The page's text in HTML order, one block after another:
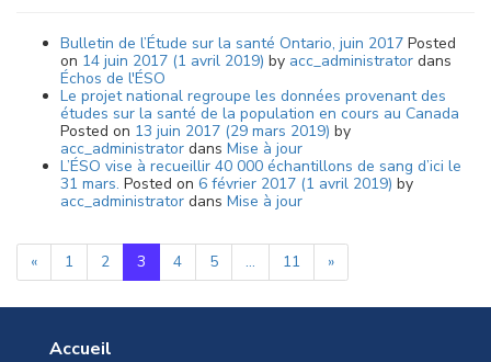
Bulletin de l’Étude sur la santé Ontario, juin 2017 Posted
on 14 juin 2017 (1 avril 2019) by acc_administrator dans
Échos de l'ÉSO
Le projet national regroupe les données provenant des
études sur la santé de la population en cours au Canada
Posted on 13 juin 2017 (29 mars 2019) by
acc_administrator dans Mise à jour
L’ÉSO vise à recueillir 40 000 échantillons de sang d’ici le
31 mars. Posted on 6 février 2017 (1 avril 2019) by
acc_administrator dans Mise à jour
« 1 2 3 4 5 … 11 »
Accueil